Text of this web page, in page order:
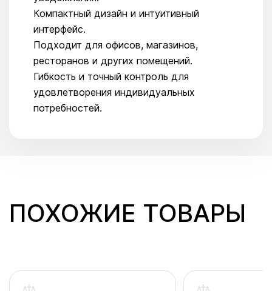
Компактный дизайн и интуитивный
интерфейс.
Подходит для офисов, магазинов,
ресторанов и других помещений.
Гибкость и точный контроль для
удовлетворения индивидуальных
потребностей.
ПОХОЖИЕ ТОВАРЫ